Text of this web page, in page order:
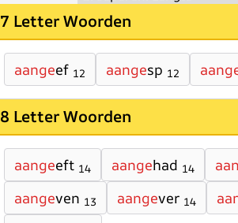
7 Letter Woorden
aangeef 12 aangesp 12
8 Letter Woorden
aangeeft 14 aangehad 14
aangeven 13 aangever 14